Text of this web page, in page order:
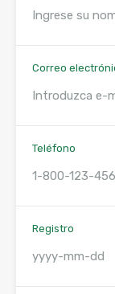
Correo
Teléfono
Registro